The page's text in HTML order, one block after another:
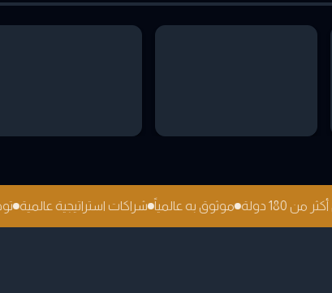
من 180 دولة موثوق به عالمياً شراكات استراتيجية عالمية